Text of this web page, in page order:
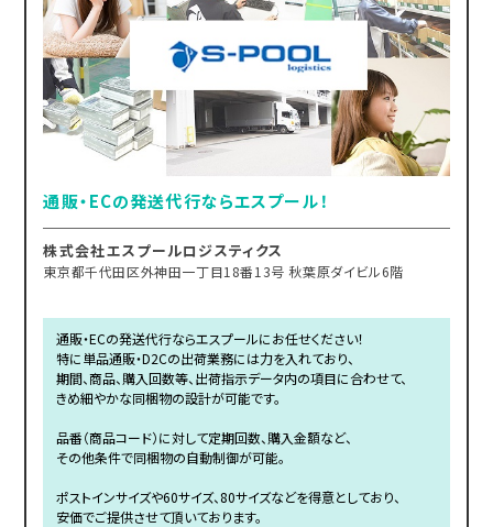
通販・ECの発送代行ならエスプール！
株式会社エスプールロジスティクス
東京都千代田区外神田一丁目18番13号 秋葉原ダイビル6階
通販・ECの発送代行ならエスプールにお任せください！
特に単品通販・D2Cの出荷業務には力を入れており、
期間、商品、購入回数等、出荷指示データ内の項目に合わせて、
きめ細やかな同梱物の設計が可能です。
品番（商品コード）に対して定期回数、購入金額など、
その他条件で同梱物の自動制御が可能。
ポストインサイズや60サイズ、80サイズなどを得意としており、
安価でご提供させて頂いております。